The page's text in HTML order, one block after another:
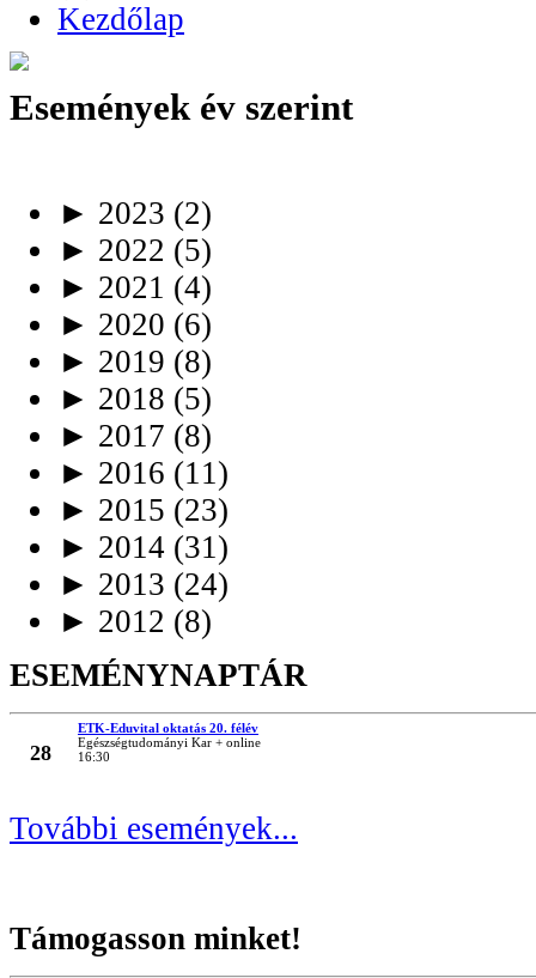
Kezdőlap
Események év szerint
► 2023 (2)
► 2022 (5)
► 2021 (4)
► 2020 (6)
► 2019 (8)
► 2018 (5)
► 2017 (8)
► 2016 (11)
► 2015 (23)
► 2014 (31)
► 2013 (24)
► 2012 (8)
ESEMÉNYNAPTÁR
28
ETK-Eduvital oktatás 20. félév
Egészségtudományi Kar + online
16:30
További események...
Támogasson minket!